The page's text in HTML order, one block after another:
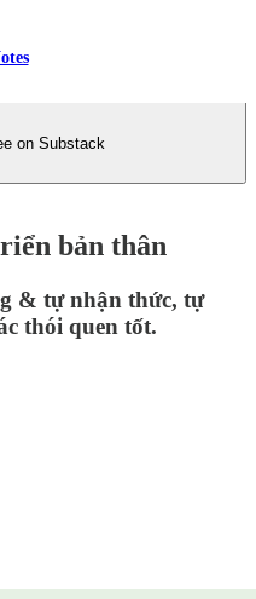
on Substack
bản thân
& tự nhận thức, tự
thói quen tốt.